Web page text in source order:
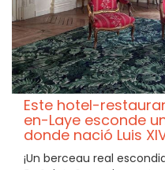
Este hotel-
en-Laye esconde
donde nació Luis
¡Un berceau real